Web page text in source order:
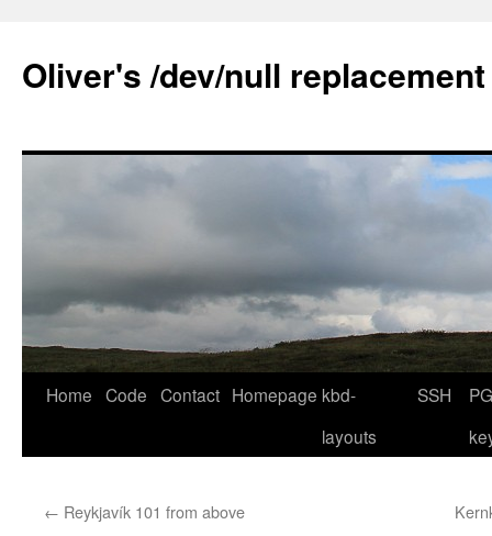
content
Oliver's /dev/null replacement
Home Code Contact Homepage kbd-
layouts
SSH
← Reykjavík 101 from above